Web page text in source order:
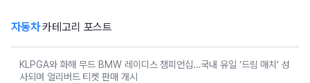
자동차카테고리 포스트
KLPGA와 화해 무드 BMW 레이디스 챔피언십…국내 유일 ‘드림 매치’ 성
사되며 얼리버드 티켓 판매 개시